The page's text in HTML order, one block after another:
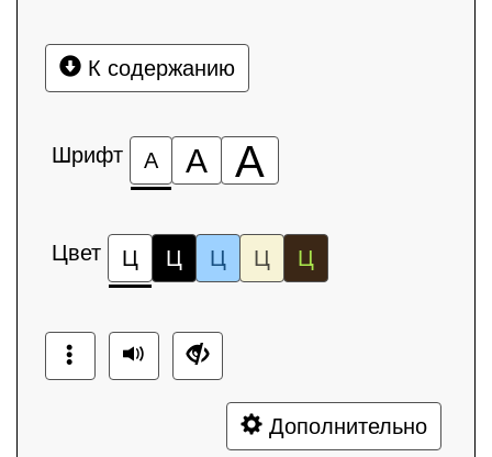
К содержанию
Шрифт А А А
Цвет Ц Ц Ц Ц Ц
Дополнительно